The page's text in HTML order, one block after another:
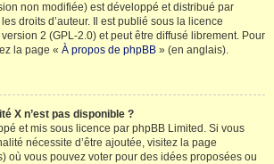
non modifiée) est développé et distribué par
droits d’auteur. Il est publié sous la licence
2 (GPL-2.0) et peut être diffusé librement. Pour
la page « À propos de phpBB » (en anglais).
X n’est pas disponible ?
et mis sous licence par phpBB Limited. Si vous
nécessite d’être ajoutée, visitez la page
où vous pouvez voter pour des idées proposées ou